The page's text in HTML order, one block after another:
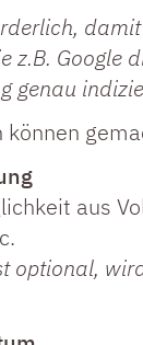
damit
z.B. Google
genau
können
aus
optional,